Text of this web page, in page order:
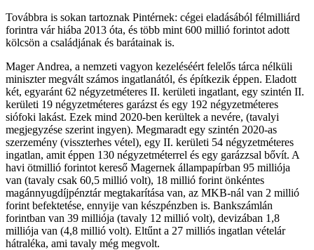
Továbbra is sokan tartoznak Pintérnek: cégei eladásából félmilliárd
forintra vár hiába 2013 óta, és több mint 600 millió forintot adott
kölcsön a családjának és barátainak is.
Mager Andrea, a nemzeti vagyon kezeléséért felelős tárca nélküli
miniszter megvált számos ingatlanától, és építkezik éppen. Eladott
két, egyaránt 62 négyzetméteres II. kerületi ingatlant, egy szintén II.
kerületi 19 négyzetméteres garázst és egy 192 négyzetméteres
siófoki lakást. Ezek mind 2020-ben kerültek a nevére, (tavalyi
megjegyzése szerint ingyen). Megmaradt egy szintén 2020-as
szerzemény (visszterhes vétel), egy II. kerületi 54 négyzetméteres
ingatlan, amit éppen 130 négyzetméterrel és egy garázzsal bővít. A
havi ötmillió forintot kereső Magernek állampapírban 95 milliója
van (tavaly csak 60,5 millió volt), 18 millió forint önkéntes
magánnyugdíjpénztár megtakarítása van, az MKB-nál van 2 millió
forint befektetése, ennyije van készpénzben is. Bankszámlán
forintban van 39 milliója (tavaly 12 millió volt), devizában 1,8
milliója van (4,8 millió volt). Eltűnt a 27 milliós ingatlan vételár
hátraléka, ami tavaly még megvolt.